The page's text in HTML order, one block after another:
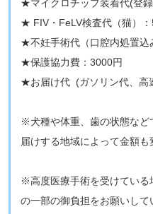
★マイクロチップ装着代(登
★ FIV・FeLV検査代（猫）：
★不妊手術代（口腔内処置
★保護協力費：3000円
★お届け代 (ガソリン代、高
※犬種や体重、歯の状態など
届けする地域によって金額も
※高度医療手術を受けている
の一部の御負担をお願いして